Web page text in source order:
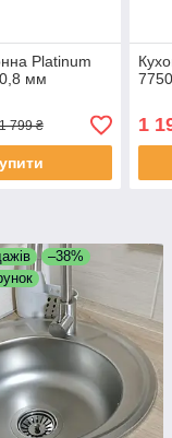
Platinum
мм
799 ₴ 1
–38%